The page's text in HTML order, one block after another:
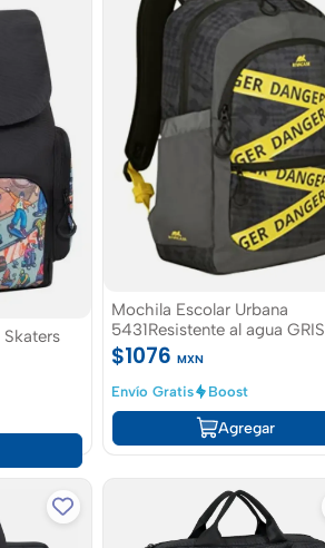
Mochila Escolar Urbana
5431Resistente al agua GRIS
RIVACASE
$1076 MXN
Envío Gratis
Boost
Agregar